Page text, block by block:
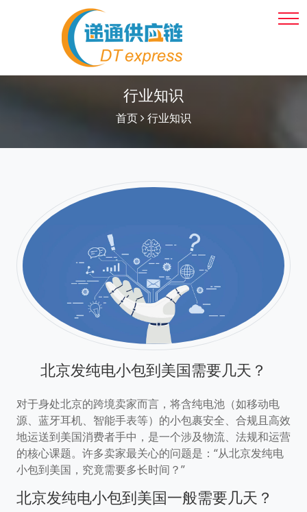
行业知识
首页 行业知识
北京发纯电小包到美国需要几天？
对于身处北京的跨境卖家而言，将含纯电池（如移动电
源、蓝牙耳机、智能手表等）的小包裹安全、合规且高效
地运送到美国消费者手中，是一个涉及物流、法规和运营
的核心课题。许多卖家最关心的问题是：“从北京发纯电
小包到美国，究竟需要多长时间？”
北京发纯电小包到美国一般需要几天？